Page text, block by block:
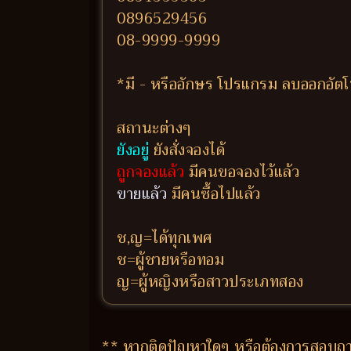
0896529456
08-9999-9999
*มี - หรืออักษร โปรแกรม ลบออกอัต
สถานะต่างๆ
ยังอยู่ ยังสั่งจองได้
ถูกจองแล้ว มีคนขอจองไว้แล้ว
ขายแล้ว มีคนซื้อไปแล้ว
ช,ญ=ได้ทุกเพศ
ช=ผู้ชายหรือทอม
ญ=ผู้หญิงหรือสาวประเภทสอง